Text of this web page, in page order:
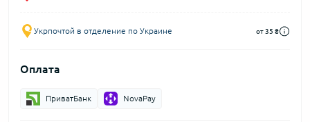
Укрпочтой в отделение по Украине от 35 ₴
Оплата
ПриватБанк NovaPay